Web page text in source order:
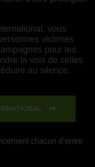
vous
victimes
pour les
la voix de celles
au silence.
chacun d’entre